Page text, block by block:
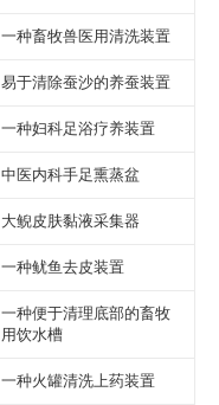
一种畜牧兽医用清洗装置
易于清除蚕沙的养蚕装置
一种妇科足浴疗养装置
中医内科手足熏蒸盆
大鲵皮肤黏液采集器
一种鱿鱼去皮装置
一种便于清理底部的畜牧
用饮水槽
一种火罐清洗上药装置